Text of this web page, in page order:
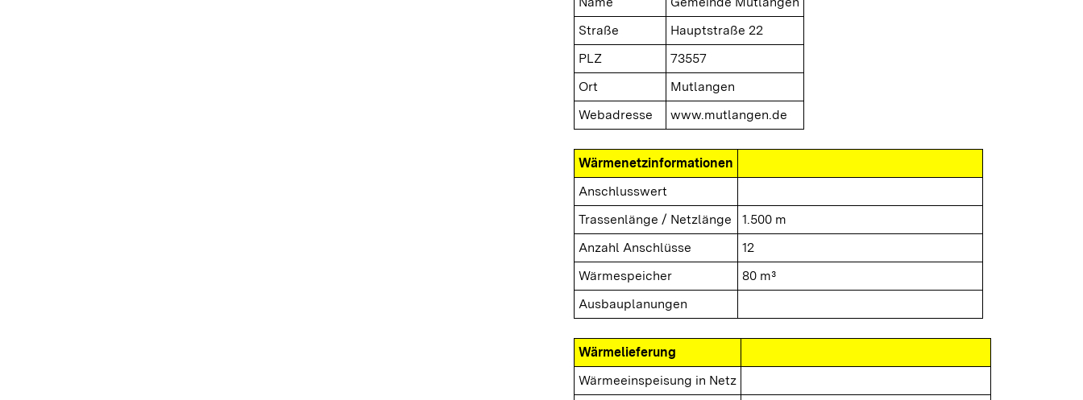
Straße
Hauptstraße 22
PLZ
73557
Ort
Mutlangen
Webadresse
www.mutlangen.de
Wärmenetzinformationen
Anschlusswert
Trassenlänge / Netzlänge
1.500 m
Anzahl Anschlüsse
12
Wärmespeicher
80 m³
Ausbauplanungen
Wärmelieferung
Wärmeeinspeisung in Netz